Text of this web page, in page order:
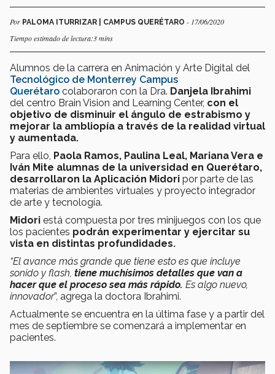
Por PALOMA ITURRIZAR | CAMPUS QUERÉTARO - 17/06/2020
Tiempo estimado de lectura:3 mins
Alumnos de la carrera en Animación y Arte Digital del
Tecnológico de Monterrey Campus
Querétaro colaboraron con la Dra. Danjela Ibrahimi
del centro Brain Vision and Learning Center, con el
objetivo de disminuir el ángulo de estrabismo y
mejorar la ambliopía a través de la realidad virtual
y aumentada.
Para ello, Paola Ramos, Paulina Leal, Mariana Vera e
Iván Mite alumnas de la universidad en Querétaro,
desarrollaron la Aplicación Midori por parte de las
materias de ambientes virtuales y proyecto integrador
de arte y tecnología.
Midori está compuesta por tres minijuegos con los que
los pacientes podrán experimentar y ejercitar su
vista en distintas profundidades.
“El avance más grande que tiene esto es que incluye
sonido y flash, tiene muchísimos detalles que van a
hacer que el proceso sea más rápido. Es algo nuevo,
innovador”, agrega la doctora Ibrahimi.
Actualmente se encuentra en la última fase y a partir del
mes de septiembre se comenzará a implementar en
pacientes.